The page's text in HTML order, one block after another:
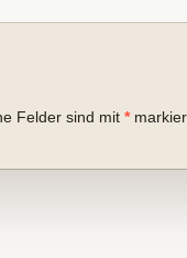
Felder sind mit *